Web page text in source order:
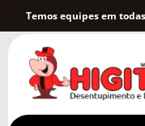
Temos equipes em